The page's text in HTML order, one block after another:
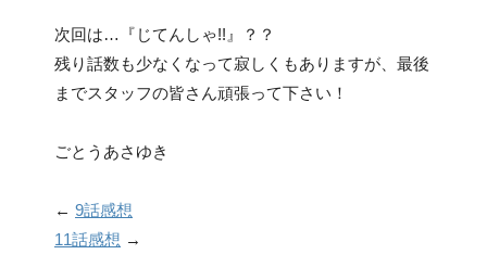
次回は…『じてんしゃ!!』？？
残り話数も少なくなって寂しくもありますが、最後
までスタッフの皆さん頑張って下さい！
ごとうあさゆき
← 9話感想
11話感想 →